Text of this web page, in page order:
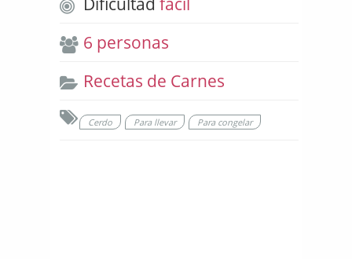
6 personas
Recetas de Carnes
Cerdo Para llevar Para congelar